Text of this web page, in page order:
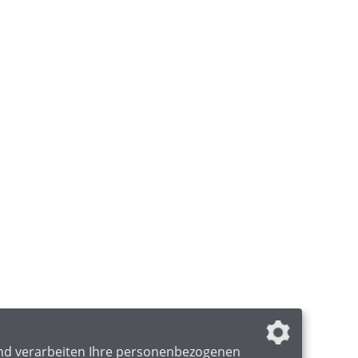
verarbeiten Ihre personenbezogenen